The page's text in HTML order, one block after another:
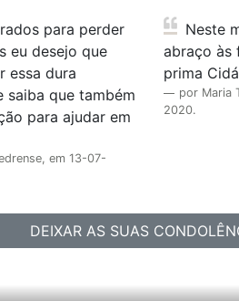
eu desejo que
essa dura
saiba que também
para ajudar em
em 13-07-
abraço às
prima
por Maria
2020.
DEIXAR AS SUAS